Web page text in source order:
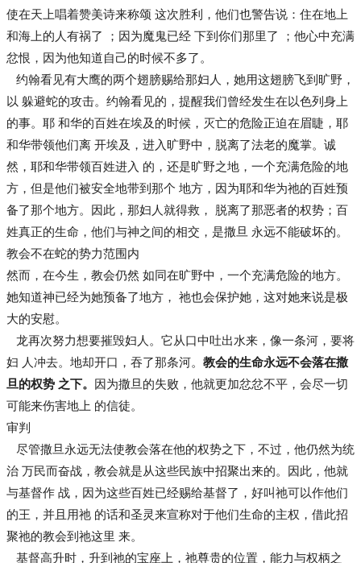
使在天上唱着赞美诗来称颂 这次胜利，他们也警告说：住在地上
和海上的人有祸了 ；因为魔鬼已经 下到你们那里了 ；他心中充满
忿恨，因为他知道自己的时候不多了。
约翰看见有大鹰的两个翅膀赐给那妇人，她用这翅膀飞到旷野，
以 躲避蛇的攻击。约翰看见的，提醒我们曾经发生在以色列身上
的事。耶 和华的百姓在埃及的时候，灭亡的危险正迫在眉睫，耶
和华带领他们离 开埃及，进入旷野中，脱离了法老的魔掌。诚
然，耶和华带领百姓进入 的，还是旷野之地，一个充满危险的地
方，但是他们被安全地带到那个 地方，因为耶和华为祂的百姓预
备了那个地方。因此，那妇人就得救， 脱离了那恶者的权势；百
姓真正的生命，他们与神之间的相交，是撒旦 永远不能破坏的。
教会不在蛇的势力范围内
然而，在今生，教会仍然 如同在旷野中，一个充满危险的地方。
她知道神已经为她预备了地方， 祂也会保护她，这对她来说是极
大的安慰。
龙再次努力想要摧毁妇人。它从口中吐出水来，像一条河，要将
妇 人冲去。地却开口，吞了那条河。 教会的生命永远不会落在撒
旦的权势 之下。 因为撒旦的失败，他就更加忿忿不平，会尽一切
可能来伤害地上 的信徒。
审判
尽管撒旦永远无法使教会落在他的权势之下，不过，他仍然为统
治 万民而奋战，教会就是从这些民族中招聚出来的。因此，他就
与基督作 战，因为这些百姓已经赐给基督了，好叫祂可以作他们
的王，并且用祂 的话和圣灵来宣称对于他们生命的主权，借此招
聚祂的教会到祂这里 来。
基督高升时，升到祂的宝座上，祂尊贵的位置，能力与权柄之